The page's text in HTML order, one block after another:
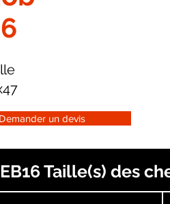
Demander un devis
Taille(s) des